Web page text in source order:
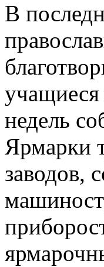
В
учащиеся
недель
Ярмарки
заводов,